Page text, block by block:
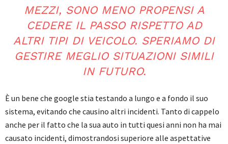
MEZZI, SONO MENO PROPENSI A
CEDERE IL PASSO RISPETTO AD
ALTRI TIPI DI VEICOLO. SPERIAMO DI
GESTIRE MEGLIO SITUAZIONI SIMILI
IN FUTURO.
È un bene che google stia testando a lungo e a fondo il suo
sistema, evitando che causino altri incidenti. Tanto di cappelo
anche per il fatto che la sua auto in tutti quesi anni non ha mai
causato incidenti, dimostrandosi superiore alle aspettative